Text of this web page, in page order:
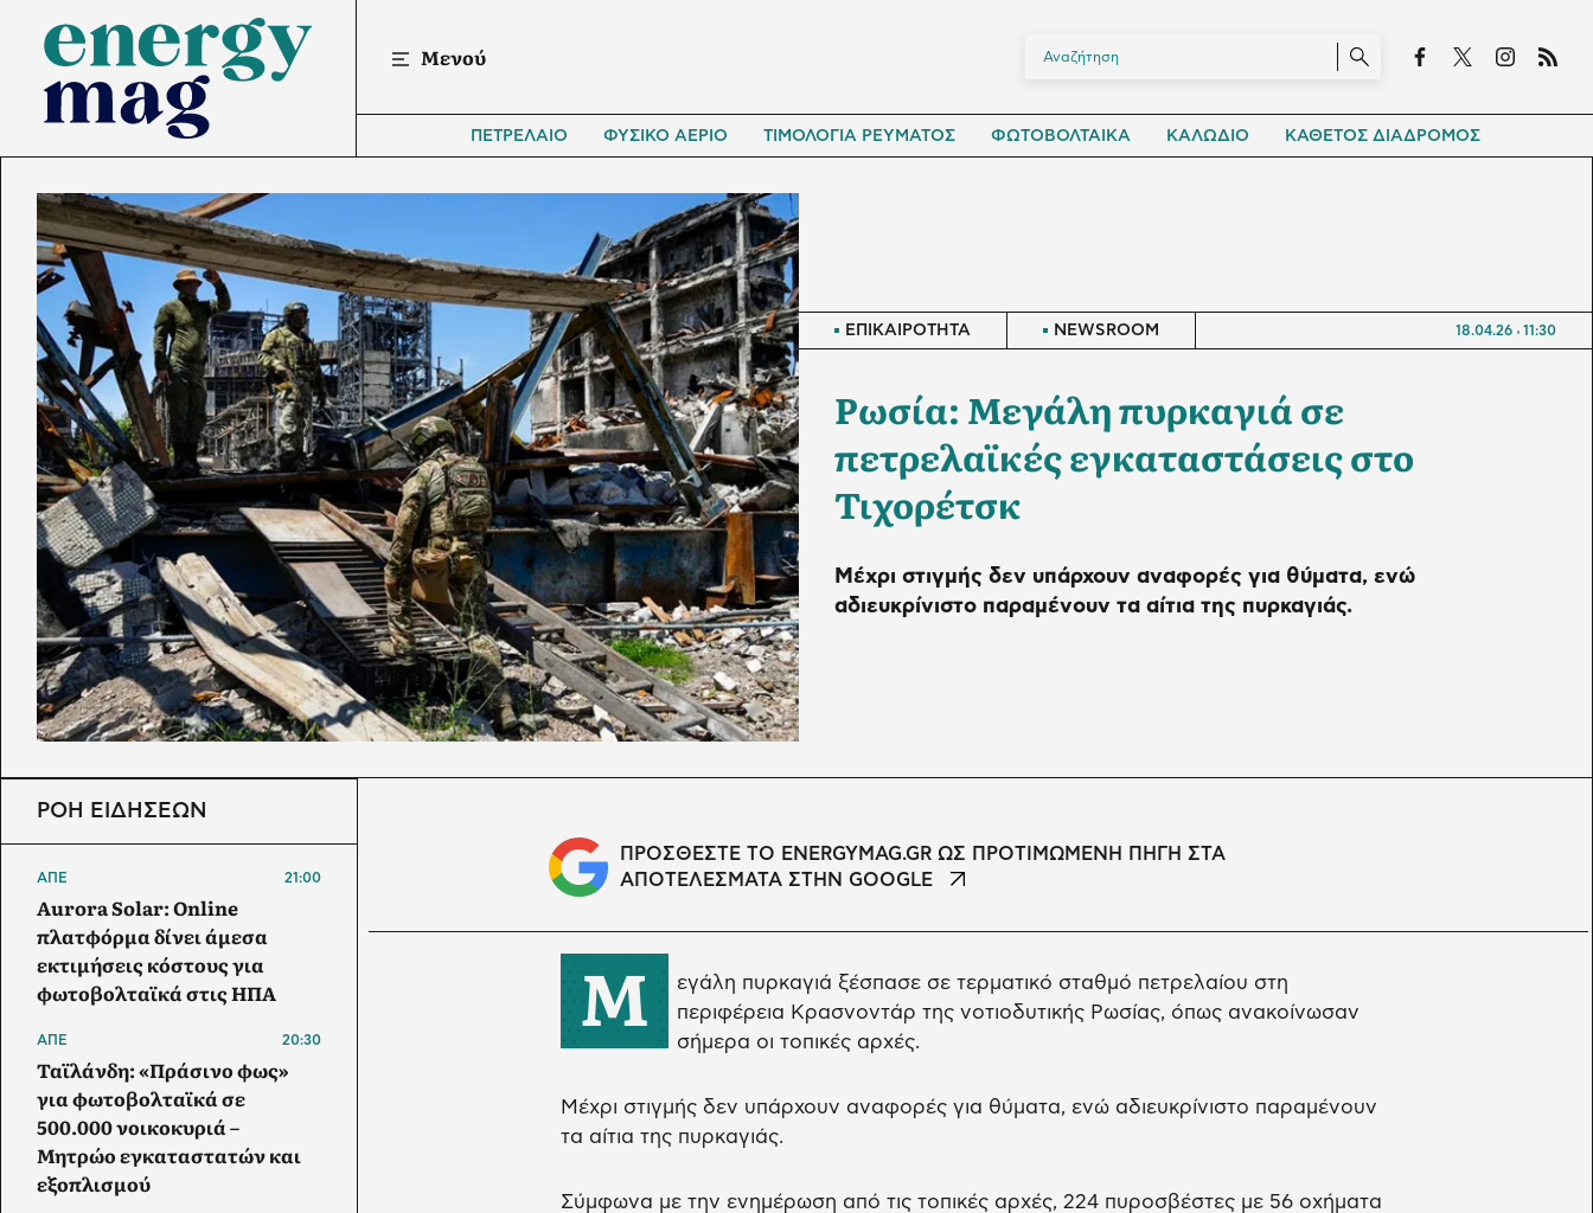
Μενού
ΠΕΤΡΕΛΑΙΟ ΦΥΣΙΚΟ ΑΕΡΙΟ ΤΙΜΟΛΟΓΙΑ ΡΕΥΜΑΤΟΣ ΦΩΤΟΒΟΛΤΑΙΚΑ ΚΑΛΩΔΙΟ ΚΑΘΕΤΟΣ ΔΙΑΔΡΟΜΟΣ
ΕΠΙΚΑΙΡΟΤΗΤΑ NEWSROOM 18.04.26 11:30
Ρωσία: Μεγάλη πυρκαγιά σε
πετρελαϊκές εγκαταστάσεις στο
Τιχορέτσκ
Μέχρι στιγμής δεν υπάρχουν αναφορές για θύματα, ενώ
αδιευκρίνιστο παραμένουν τα αίτια της πυρκαγιάς.
ΠΡΟΣΘΕΣΤΕ ΤΟ ENERGYMAG.GR ΩΣ ΠΡΟΤΙΜΩΜΕΝΗ ΠΗΓΗ ΣΤΑ
ΑΠΟΤΕΛΕΣΜΑΤΑ ΣΤΗΝ GOOGLE
Μ
εγάλη πυρκαγιά ξέσπασε σε τερματικό σταθμό πετρελαίου στη
περιφέρεια Κρασνοντάρ της νοτιοδυτικής Ρωσίας, όπως ανακοίνωσαν
σήμερα οι τοπικές αρχές.
Μέχρι στιγμής δεν υπάρχουν αναφορές για θύματα, ενώ αδιευκρίνιστο παραμένουν
τα αίτια της πυρκαγιάς.
Σύμφωνα με την ενημέρωση από τις τοπικές αρχές, 224 πυροσβέστες με 56 οχήματα
ΡΟΗ ΕΙΔΗΣΕΩΝ
ΑΠΕ 21:00
Aurora Solar: Online
πλατφόρμα δίνει άμεσα
εκτιμήσεις κόστους για
φωτοβολταϊκά στις ΗΠΑ
ΑΠΕ 20:30
Ταϊλάνδη: «Πράσινο φως»
για φωτοβολταϊκά σε
500.000 νοικοκυριά –
Μητρώο εγκαταστατών και
εξοπλισμού